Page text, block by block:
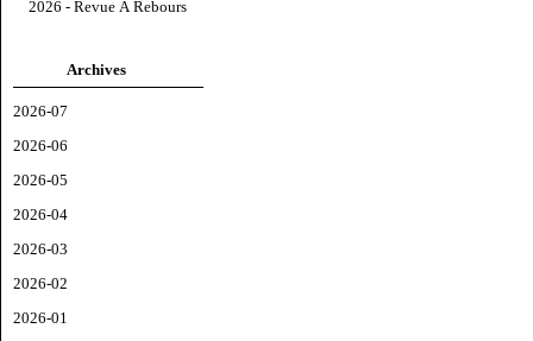
2026 - Revue À Rebours
Archives
2026-07
2026-06
2026-05
2026-04
2026-03
2026-02
2026-01